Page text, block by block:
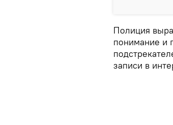
Полиция
понимание и
записи в